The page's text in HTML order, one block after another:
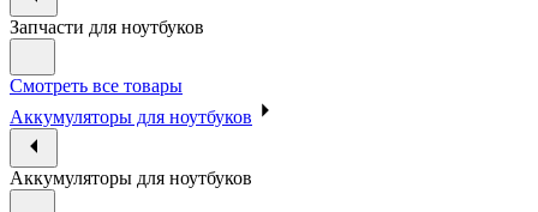
Запчасти для ноутбуков
Смотреть все товары
Аккумуляторы для ноутбуков
Аккумуляторы для ноутбуков